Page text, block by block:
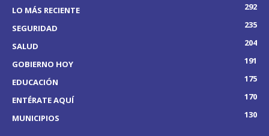
LO MÁS RECIENTE
292
SEGURIDAD
235
SALUD
204
GOBIERNO HOY
191
EDUCACIÓN
175
ENTÉRATE AQUÍ
170
MUNICIPIOS
130